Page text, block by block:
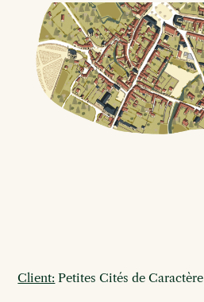
Client: Petites Cités de Caractère